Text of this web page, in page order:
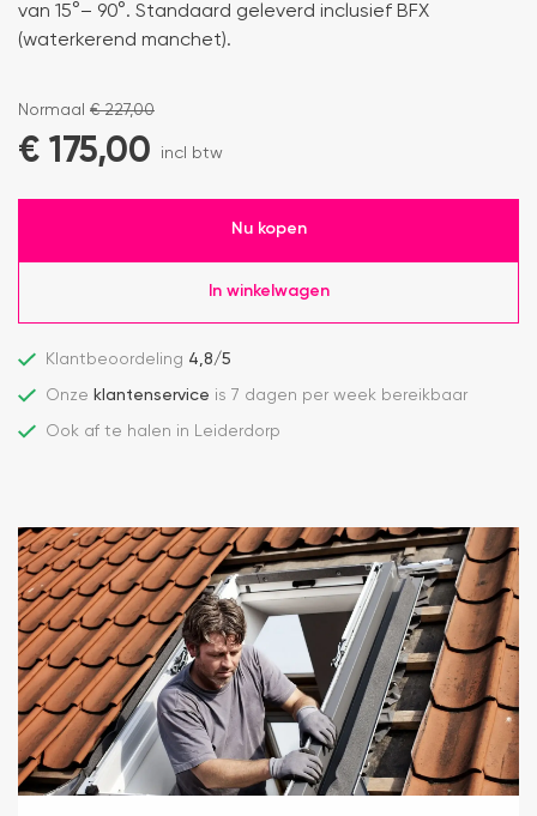
van 15°– 90°. Standaard geleverd inclusief BFX
(waterkerend manchet).
Normaal €227,00
€ 175,00 incl btw
Nu kopen
In winkelwagen
Klantbeoordeling 4,8/5
Onze klantenservice is 7 dagen per week bereikbaar
Ook af te halen in Leiderdorp